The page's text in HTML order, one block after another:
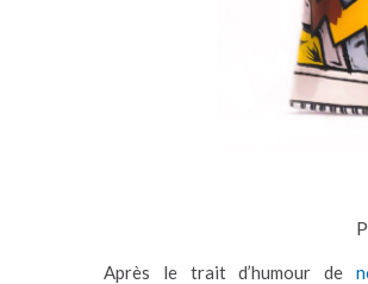
Après le trait d’humour de